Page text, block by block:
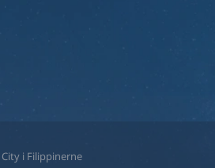
i Filippinerne